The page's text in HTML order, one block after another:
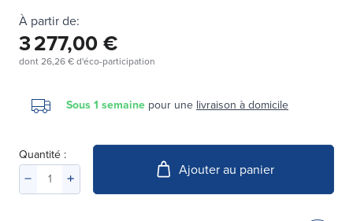
À partir de:
3 277,00 €
dont26,26 €d'éco-participation
Sous 1 semaine pour unelivraison à domicile
Quantité :
Ajouter au panier